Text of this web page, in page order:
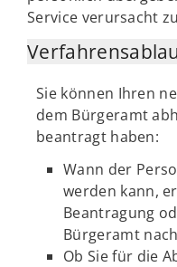
Service verursacht
Sie können Ihren
dem Bürgeramt
beantragt haben:
Wann der
werden kann,
Beantragung
Bürgeramt
Ob Sie für die